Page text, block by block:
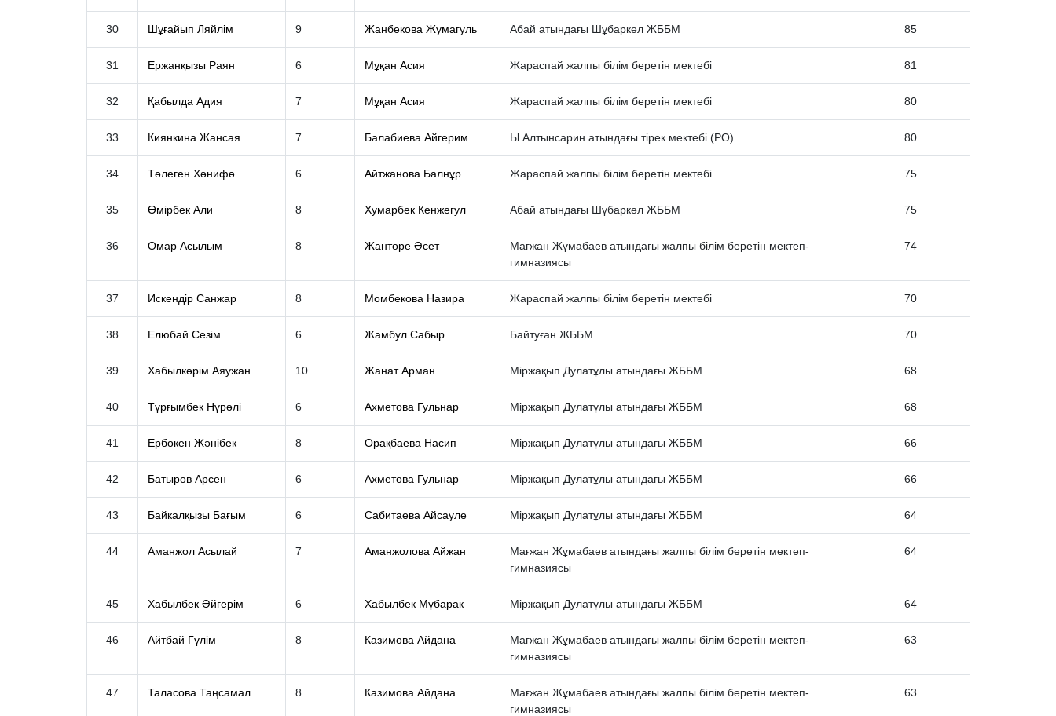
30 Шұғайып Ляйлім 9 Жанбекова Жумагуль Абай атындағы Шұбаркөл ЖББМ 85
31 Ержанқызы Раян 6 Мұқан Асия Жараспай жалпы білім беретін мектебі 81
32 Қабылда Адия 7 Мұқан Асия Жараспай жалпы білім беретін мектебі 80
33 Киянкина Жансая 7 Балабиева Айгерим Ы.Алтынсарин атындағы тірек мектебі (РО) 80
34 Төлеген Хәнифә 6 Айтжанова Балнұр Жараспай жалпы білім беретін мектебі 75
35 Өмірбек Али 8 Хумарбек Кенжегул Абай атындағы Шұбаркөл ЖББМ 75
36 Омар Асылым 8 Жантөре Әсет
Мағжан Жұмабаев атындағы жалпы білім беретін мектеп-
гимназиясы
74
37 Искендір Санжар 8 Момбекова Назира Жараспай жалпы білім беретін мектебі 70
38 Елюбай Сезім 6 Жамбул Сабыр Байтуған ЖББМ 70
39 Хабылкәрім Аяужан 10 Жанат Арман Міржақып Дулатұлы атындағы ЖББМ 68
40 Тұрғымбек Нұрәлі 6 Ахметова Гульнар Міржақып Дулатұлы атындағы ЖББМ 68
41 Ербокен Жәнібек 8 Орақбаева Насип Міржақып Дулатұлы атындағы ЖББМ 66
42 Батыров Арсен 6 Ахметова Гульнар Міржақып Дулатұлы атындағы ЖББМ 66
43 Байкалқызы Бағым 6 Сабитаева Айсауле Міржақып Дулатұлы атындағы ЖББМ 64
44 Аманжол Асылай 7 Аманжолова Айжан
Мағжан Жұмабаев атындағы жалпы білім беретін мектеп-
гимназиясы
64
45 Хабылбек Әйгерім 6 Хабылбек Мүбарак Міржақып Дулатұлы атындағы ЖББМ 64
46 Айтбай Гүлім 8 Казимова Айдана
Мағжан Жұмабаев атындағы жалпы білім беретін мектеп-
гимназиясы
63
47 Таласова Таңсамал 8 Казимова Айдана
Мағжан Жұмабаев атындағы жалпы білім беретін мектеп-
гимназиясы
63